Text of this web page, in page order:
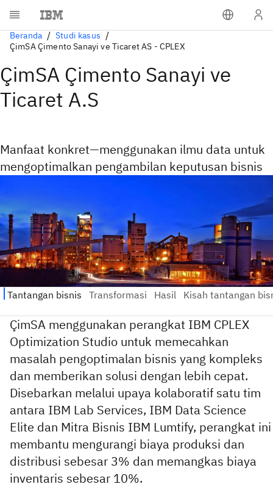
Beranda
Studi kasus
ÇimSA Çimento Sanayi ve Ticaret AS - CPLEX
ÇimSA Çimento Sanayi ve
Ticaret A.S
Manfaat konkret—menggunakan ilmu data untuk
mengoptimalkan pengambilan keputusan bisnis
ÇimSA menggunakan perangkat IBM CPLEX
Optimization Studio untuk memecahkan
masalah pengoptimalan bisnis yang kompleks
dan memberikan solusi dengan lebih cepat.
Disebarkan melalui upaya kolaboratif satu tim
antara IBM Lab Services, IBM Data Science
Elite dan Mitra Bisnis IBM Lumtify, perangkat ini
membantu mengurangi biaya produksi dan
distribusi sebesar 3% dan memangkas biaya
inventaris sebesar 10%.